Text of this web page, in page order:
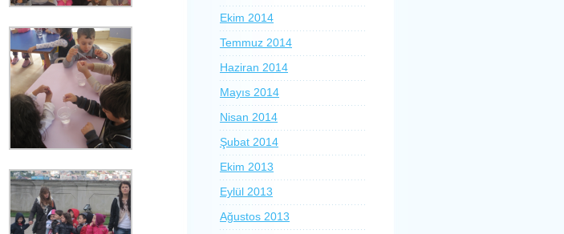
Ekim 2014
Temmuz 2014
Haziran 2014
Mayıs 2014
Nisan 2014
Şubat 2014
Ekim 2013
Eylül 2013
Ağustos 2013